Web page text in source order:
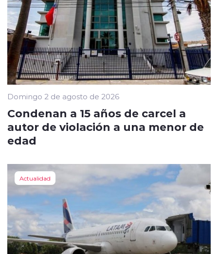
Domingo 2 de agosto de 2026
Condenan a 15 años de carcel a
autor de violación a una menor de
edad
Actualidad